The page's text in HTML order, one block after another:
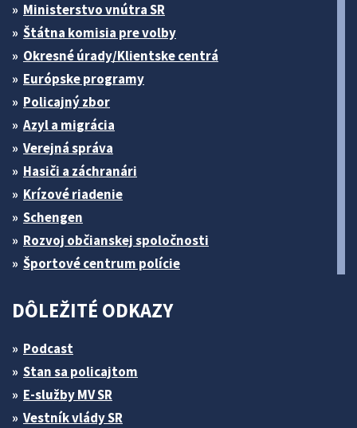
Ministerstvo vnútra SR
Štátna komisia pre volby
Okresné úrady/Klientske centrá
Európske programy
Policajný zbor
Azyl a migrácia
Verejná správa
Hasiči a záchranári
Krízové riadenie
Schengen
Rozvoj občianskej spoločnosti
Športové centrum polície
DÔLEŽITÉ ODKAZY
Podcast
Stan sa policajtom
E-služby MV SR
Vestník vlády SR